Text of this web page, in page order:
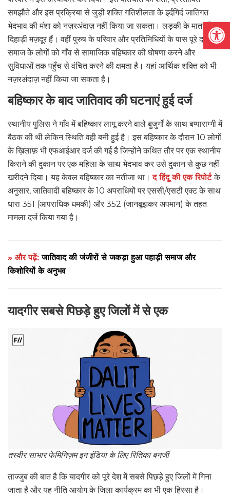
समझौते और इस प्रक्रिया से जुड़ी शक्ति गतिशीलता के इर्दगिर्द जातिगत
भेदभाव की मंशा को नज़रअंदाज़ नहीं किया जा सकता। लड़की के माता-पिता
दिहाड़ी मज़दूर हैं। वहीं पुरुष के परिवार और प्रतिनिधियों के पास पूरे दलित
समाज के लोगों को गाँव से सामाजिक बहिष्कार की घोषणा करने और
सुविधाओं तक पहुँच से वंचित करने की क्षमता है। यहां आर्थिक शक्ति को भी
नज़रअंदाज़ नहीं किया जा सकता है।
बहिष्कार के बाद जातिवाद की घटनाएं हुई दर्ज
स्थानीय पुलिस ने गाँव में बहिष्कार लागू करने वाले बुजुर्गों के साथ बप्पाराग्गी में
बैठक की थी लेकिन स्थिति वही बनी हुई है। इस बहिष्कार के दौरान 10 लोगों
के ख़िलाफ़ भी एफआईआर दर्ज की गई है जिन्होंने कथित तौर पर एक स्थानीय
किराने की दुकान पर एक महिला के साथ भेदभाव कर उसे दुकान से कुछ नहीं
खरीदने दिया। यह केवल बहिष्कार का नतीजा था।द हिंदू की एक रिपोर्टके
अनुसार, जातिवादी बहिष्कार के 10 अपराधियों पर एससी/एसटी एक्ट के साथ
धारा 351 (आपराधिक धमकी) और 352 (जानबूझकर अपमान) के तहत
मामला दर्ज किया गया है।
» और पढ़ें:जातिवाद की जंजीरों से जकड़ा हुआ पहाड़ी समाज और
किशोरियों के अनुभव
यादगीर सबसे पिछड़े हुए जिलों में से एक
तस्वीर साभार फेमिनिज़म इन इंडिया के लिए रितिका बनर्जी
ताज्जुब की बात है कि यादगीर को पूरे देश में सबसे पिछड़े हुए जिलों में गिना
जाता है और यह नीति आयोग के जिला कार्यक्रम का भी एक हिस्सा है।